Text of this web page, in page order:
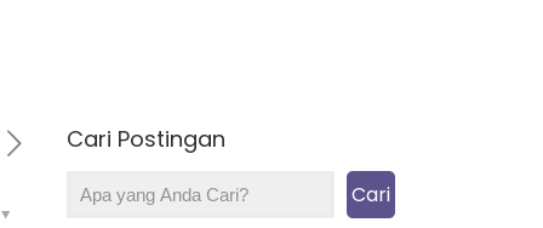
Cari Postingan
Cari